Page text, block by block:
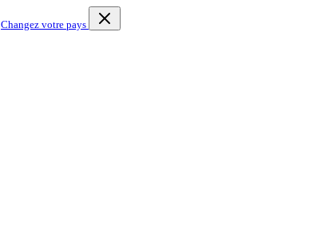
Changez votre pays